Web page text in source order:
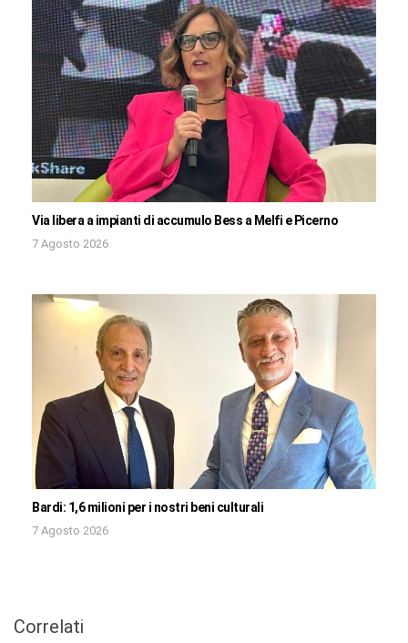
Via libera a impianti di accumulo Bess a Melfi e Picerno
7 Agosto 2026
Bardi: 1,6 milioni per i nostri beni culturali
7 Agosto 2026
Correlati